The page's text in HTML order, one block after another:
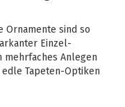
Ornamente sind so
Einzel-
mehrfaches Anlegen
Tapeten-Optiken